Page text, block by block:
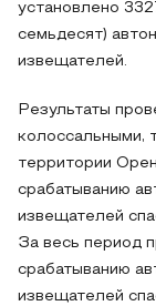
установлено
семьдесят)
извещателей.
Результаты
колоссальными,
территории
срабатыванию
извещателей
За весь период
срабатыванию
извещателей